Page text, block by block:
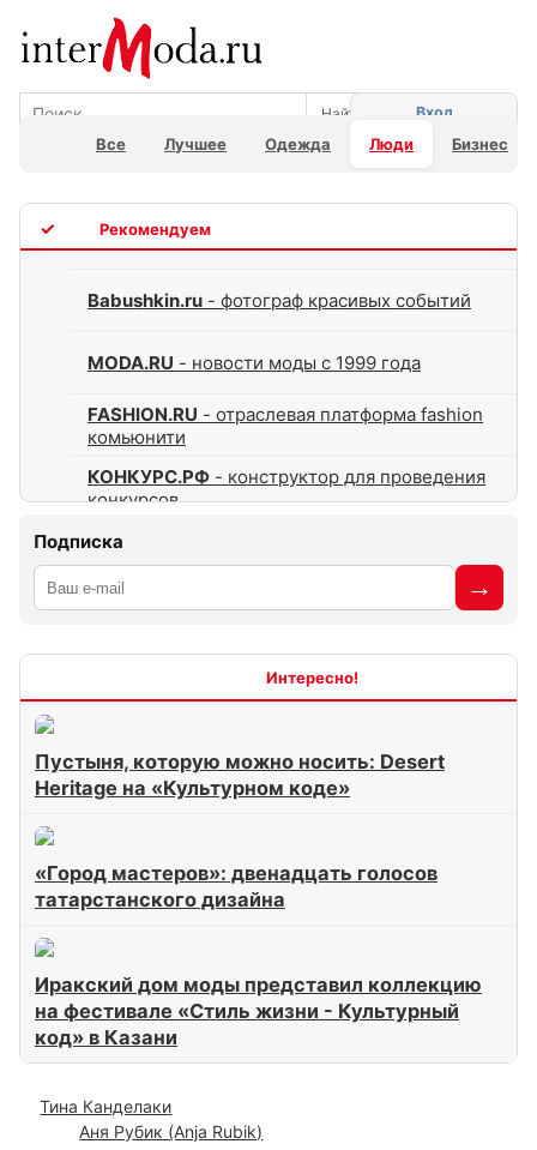
Все Лучшее Одежда Люди Бизнес
Вход
Babushkin.ru - фотограф красивых событий
MODA.RU - новости моды с 1999 года
FASHION.RU - отраслевая платформа fashion
комьюнити
КОНКУРС.РФ - конструктор для проведения
конкурсов
Подписка
Пустыня, которую можно носить: Desert
Heritage на «Культурном коде»
«Город мастеров»: двенадцать голосов
татарстанского дизайна
Иракский дом моды представил коллекцию
на фестивале «Стиль жизни - Культурный
код» в Казани
Аня Рубик (Anja Rubik)
Тина Канделаки